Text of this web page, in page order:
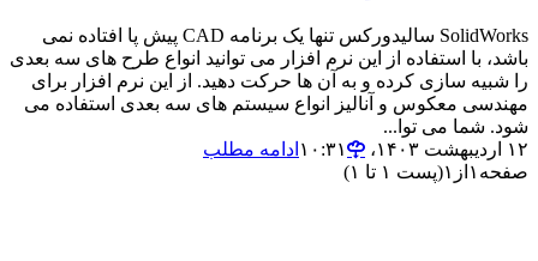
SolidWorks سالیدورکس تنها یک برنامه CAD پیش پا افتاده نمی
باشد، با استفاده از این نرم افزار می توانید انواع طرح های سه بعدی
را شبیه سازی کرده و به آن ها حرکت دهید‌. از این نرم افزار برای
مهندسی معکوس و آنالیز انواع سیستم های سه بعدی استفاده می
شود. شما می توا...
۱۲ اردیبهشت ۱۴۰۳،‏ ۱۰:۳۱
ادامه مطلب
صفحه ۱ از ۱(پست ۱ تا ۱)